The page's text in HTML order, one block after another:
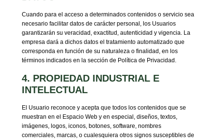
Cuando para el acceso a determinados contenidos o servicio sea
necesario facilitar datos de carácter personal, los Usuarios
garantizarán su veracidad, exactitud, autenticidad y vigencia. La
empresa dará a dichos datos el tratamiento automatizado que
corresponda en función de su naturaleza o finalidad, en los
términos indicados en la sección de Política de Privacidad.
4. PROPIEDAD INDUSTRIAL E
INTELECTUAL
El Usuario reconoce y acepta que todos los contenidos que se
muestran en el Espacio Web y en especial, diseños, textos,
imágenes, logos, iconos, botones, software, nombres
comerciales, marcas, o cualesquiera otros signos susceptibles de